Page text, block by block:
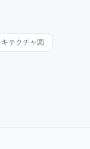
テクチャ図